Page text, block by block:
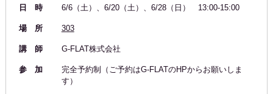
日 時 6/6（土）、6/20（土）、6/28（日） 13:00-15:00
場 所 303
講 師 G-FLAT株式会社
参 加
完全予約制（ご予約はG-FLATのHPからお願いしま
す）